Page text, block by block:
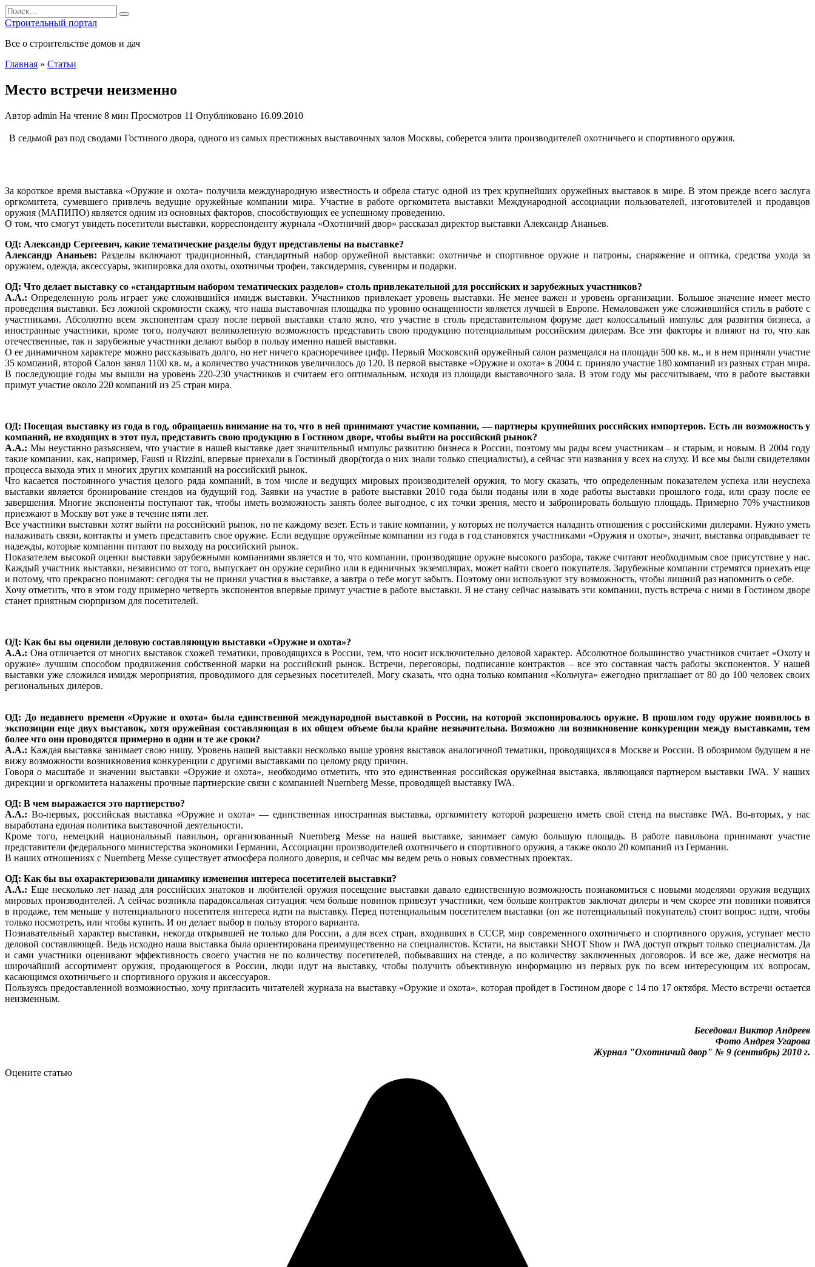
Перейти
к
содержанию
Search
for:
Строительный портал
Все о строительстве домов и дач
Главная » Статьи
Место встречи неизменно
Автор admin На чтение 8 мин Просмотров 11 Опубликовано 16.09.2010
В седьмой раз под сводами Гостиного двора, одного из самых престижных выставочных залов Москвы, соберется элита производителей охотничьего и спортивного оружия.
За короткое время выставка «Оружие и охота» получила международную известность и обрела статус одной из трех крупнейших оружейных выставок в мире. В этом прежде всего заслуга
оргкомитета, сумевшего привлечь ведущие оружейные компании мира. Участие в работе оргкомитета выставки Международной ассоциации пользователей, изготовителей и продавцов
оружия (МАПИПО) является одним из основных факторов, способствующих ее успешному проведению.
О том, что смогут увидеть посетители выставки, корреспонденту журнала «Охотничий двор» рассказал директор выставки Александр Ананьев.
ОД: Александр Сергеевич, какие тематические разделы будут представлены на выставке?
Александр Ананьев: Разделы включают традиционный, стандартный набор оружейной выставки: охотничье и спортивное оружие и патроны, снаряжение и оптика, средства ухода за
оружием, одежда, аксессуары, экипировка для охоты, охотничьи трофеи, таксидермия, сувениры и подарки.
ОД: Что делает выставку со «стандартным набором тематических разделов» столь привлекательной для российских и зарубежных участников?
А.А.: Определенную роль играет уже сложившийся имидж выставки. Участников привлекает уровень выставки. Не менее важен и уровень организации. Большое значение имеет место
проведения выставки. Без ложной скромности скажу, что наша выставочная площадка по уровню оснащенности является лучшей в Европе. Немаловажен уже сложившийся стиль в работе с
участниками. Абсолютно всем экспонентам сразу после первой выставки стало ясно, что участие в столь представительном форуме дает колоссальный импульс для развития бизнеса, а
иностранные участники, кроме того, получают великолепную возможность представить свою продукцию потенциальным российским дилерам. Все эти факторы и влияют на то, что как
отечественные, так и зарубежные участники делают выбор в пользу именно нашей выставки.
О ее динамичном характере можно рассказывать долго, но нет ничего красноречивее цифр. Первый Московский оружейный салон размещался на площади 500 кв. м., и в нем приняли участие
35 компаний, второй Салон занял 1100 кв. м, а количество участников увеличилось до 120. В первой выставке «Оружие и охота» в 2004 г. приняло участие 180 компаний из разных стран мира.
В последующие годы мы вышли на уровень 220-230 участников и считаем его оптимальным, исходя из площади выставочного зала. В этом году мы рассчитываем, что в работе выставки
примут участие около 220 компаний из 25 стран мира.
ОД: Посещая выставку из года в год, обращаешь внимание на то, что в ней принимают участие компании, — партнеры крупнейших российских импортеров. Есть ли возможность у
компаний, не входящих в этот пул, представить свою продукцию в Гостином дворе, чтобы выйти на российский рынок?
А.А.: Мы неустанно разъясняем, что участие в нашей выставке дает значительный импульс развитию бизнеса в России, поэтому мы рады всем участникам – и старым, и новым. В 2004 году
такие компании, как, например, Fausti и Rizzini, впервые приехали в Гостиный двор(тогда о них знали только специалисты), а сейчас эти названия у всех на слуху. И все мы были свидетелями
процесса выхода этих и многих других компаний на российский рынок.
Что касается постоянного участия целого ряда компаний, в том числе и ведущих мировых производителей оружия, то могу сказать, что определенным показателем успеха или неуспеха
выставки является бронирование стендов на будущий год. Заявки на участие в работе выставки 2010 года были поданы или в ходе работы выставки прошлого года, или сразу после ее
завершения. Многие экспоненты поступают так, чтобы иметь возможность занять более выгодное, с их точки зрения, место и забронировать большую площадь. Примерно 70% участников
приезжают в Москву вот уже в течение пяти лет.
Все участники выставки хотят выйти на российский рынок, но не каждому везет. Есть и такие компании, у которых не получается наладить отношения с российскими дилерами. Нужно уметь
налаживать связи, контакты и уметь представить свое оружие. Если ведущие оружейные компании из года в год становятся участниками «Оружия и охоты», значит, выставка оправдывает те
надежды, которые компании питают по выходу на российский рынок.
Показателем высокой оценки выставки зарубежными компаниями является и то, что компании, производящие оружие высокого разбора, также считают необходимым свое присутствие у нас.
Каждый участник выставки, независимо от того, выпускает он оружие серийно или в единичных экземплярах, может найти своего покупателя. Зарубежные компании стремятся приехать еще
и потому, что прекрасно понимают: сегодня ты не принял участия в выставке, а завтра о тебе могут забыть. Поэтому они используют эту возможность, чтобы лишний раз напомнить о себе.
Хочу отметить, что в этом году примерно четверть экспонентов впервые примут участие в работе выставки. Я не стану сейчас называть эти компании, пусть встреча с ними в Гостином дворе
станет приятным сюрпризом для посетителей.
ОД: Как бы вы оценили деловую составляющую выставки «Оружие и охота»?
А.А.: Она отличается от многих выставок схожей тематики, проводящихся в России, тем, что носит исключительно деловой характер. Абсолютное большинство участников считает «Охоту и
оружие» лучшим способом продвижения собственной марки на российский рынок. Встречи, переговоры, подписание контрактов – все это составная часть работы экспонентов. У нашей
выставки уже сложился имидж мероприятия, проводимого для серьезных посетителей. Могу сказать, что одна только компания «Кольчуга» ежегодно приглашает от 80 до 100 человек своих
региональных дилеров.
ОД: До недавнего времени «Оружие и охота» была единственной международной выставкой в России, на которой экспонировалось оружие. В прошлом году оружие появилось в
экспозиции еще двух выставок, хотя оружейная составляющая в их общем объеме была крайне незначительна. Возможно ли возникновение конкуренции между выставками, тем
более что они проводятся примерно в одни и те же сроки?
А.А.: Каждая выставка занимает свою нишу. Уровень нашей выставки несколько выше уровня выставок аналогичной тематики, проводящихся в Москве и России. В обозримом будущем я не
вижу возможности возникновения конкуренции с другими выставками по целому ряду причин.
Говоря о масштабе и значении выставки «Оружие и охота», необходимо отметить, что это единственная российская оружейная выставка, являющаяся партнером выставки IWA. У наших
дирекции и оргкомитета налажены прочные партнерские связи с компанией Nuernberg Messe, проводящей выставку IWA.
ОД: В чем выражается это партнерство?
А.А.: Во-первых, российская выставка «Оружие и охота» — единственная иностранная выставка, оргкомитету которой разрешено иметь свой стенд на выставке IWA. Во-вторых, у нас
выработана единая политика выставочной деятельности.
Кроме того, немецкий национальный павильон, организованный Nuernberg Messe на нашей выставке, занимает самую большую площадь. В работе павильона принимают участие
представители федерального министерства экономики Германии, Ассоциации производителей охотничьего и спортивного оружия, а также около 20 компаний из Германии.
В наших отношениях с Nuernberg Messe существует атмосфера полного доверия, и сейчас мы ведем речь о новых совместных проектах.
ОД: Как бы вы охарактеризовали динамику изменения интереса посетителей выставки?
А.А.: Еще несколько лет назад для российских знатоков и любителей оружия посещение выставки давало единственную возможность познакомиться с новыми моделями оружия ведущих
мировых производителей. А сейчас возникла парадоксальная ситуация: чем больше новинок привезут участники, чем больше контрактов заключат дилеры и чем скорее эти новинки появятся
в продаже, тем меньше у потенциального посетителя интереса идти на выставку. Перед потенциальным посетителем выставки (он же потенциальный покупатель) стоит вопрос: идти, чтобы
только посмотреть, или чтобы купить. И он делает выбор в пользу второго варианта.
Познавательный характер выставки, некогда открывшей не только для России, а для всех стран, входивших в СССР, мир современного охотничьего и спортивного оружия, уступает место
деловой составляющей. Ведь исходно наша выставка была ориентирована преимущественно на специалистов. Кстати, на выставки SHOT Show и IWA доступ открыт только специалистам. Да
и сами участники оценивают эффективность своего участия не по количеству посетителей, побывавших на стенде, а по количеству заключенных договоров. И все же, даже несмотря на
широчайший ассортимент оружия, продающегося в России, люди идут на выставку, чтобы получить объективную информацию из первых рук по всем интересующим их вопросам,
касающимся охотничьего и спортивного оружия и аксессуаров.
Пользуясь предоставленной возможностью, хочу пригласить читателей журнала на выставку «Оружие и охота», которая пройдет в Гостином дворе с 14 по 17 октября. Место встречи остается
неизменным.
Беседовал Виктор Андреев
Фото Андрея Угарова
Журнал "Охотничий двор" № 9 (сентябрь) 2010 г.
Оцените статью